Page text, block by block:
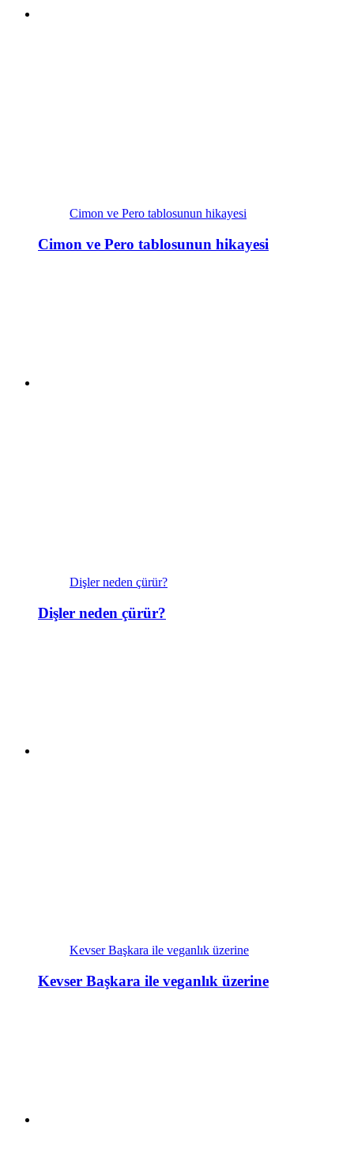
Cimon ve Pero tablosunun hikayesi
Cimon ve Pero tablosunun hikayesi
Dişler neden çürür?
Dişler neden çürür?
Kevser Başkara ile veganlık üzerine
Kevser Başkara ile veganlık üzerine